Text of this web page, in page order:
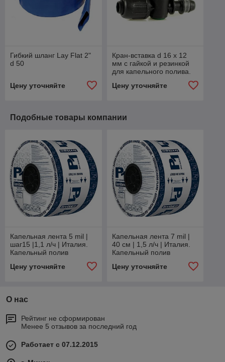
Гибкий шланг Lay Flat 2"
d 50
Цену уточняйте
Кран-вставка d 16 x 12
мм c гайкой и резинкой
для капельного полива.
Цену уточняйте
Подобные товары компании
Капельная лента 5 mil |
шаг15 |1,1 л/ч | Италия.
Капельный полив
Цену уточняйте
Капельная лента 7 mil |
40 см | 1,5 л/ч | Италия.
Капельный полив
Цену уточняйте
О нас
Рейтинг не сформирован
Менее 5 отзывов за последний год
Работает с 07.12.2015